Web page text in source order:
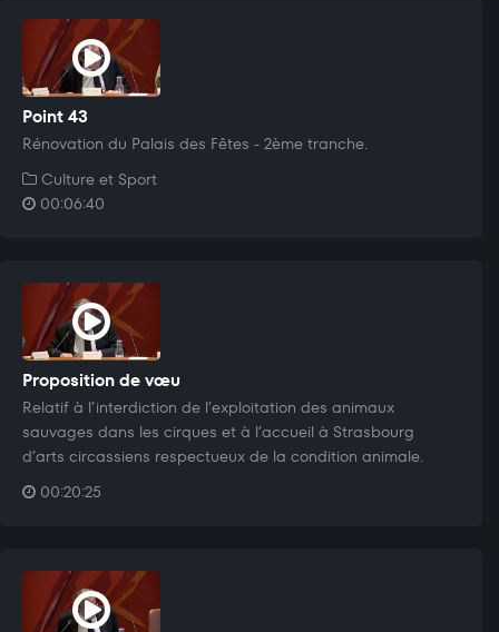
Point 43
Rénovation du Palais des Fêtes - 2ème tranche.
Culture et Sport
00:06:40
Proposition de vœu
Relatif à l’interdiction de l’exploitation des animaux
sauvages dans les cirques et à l’accueil à Strasbourg
d’arts circassiens respectueux de la condition animale.
00:20:25